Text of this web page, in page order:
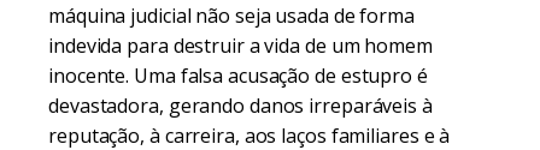
máquina judicial não seja usada de forma
indevida para destruir a vida de um homem
inocente. Uma falsa acusação de estupro é
devastadora, gerando danos irreparáveis à
reputação, à carreira, aos laços familiares e à